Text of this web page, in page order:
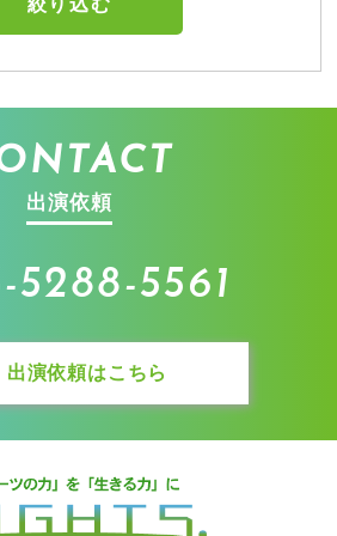
出演依頼
5288-5561
出演依頼はこちら